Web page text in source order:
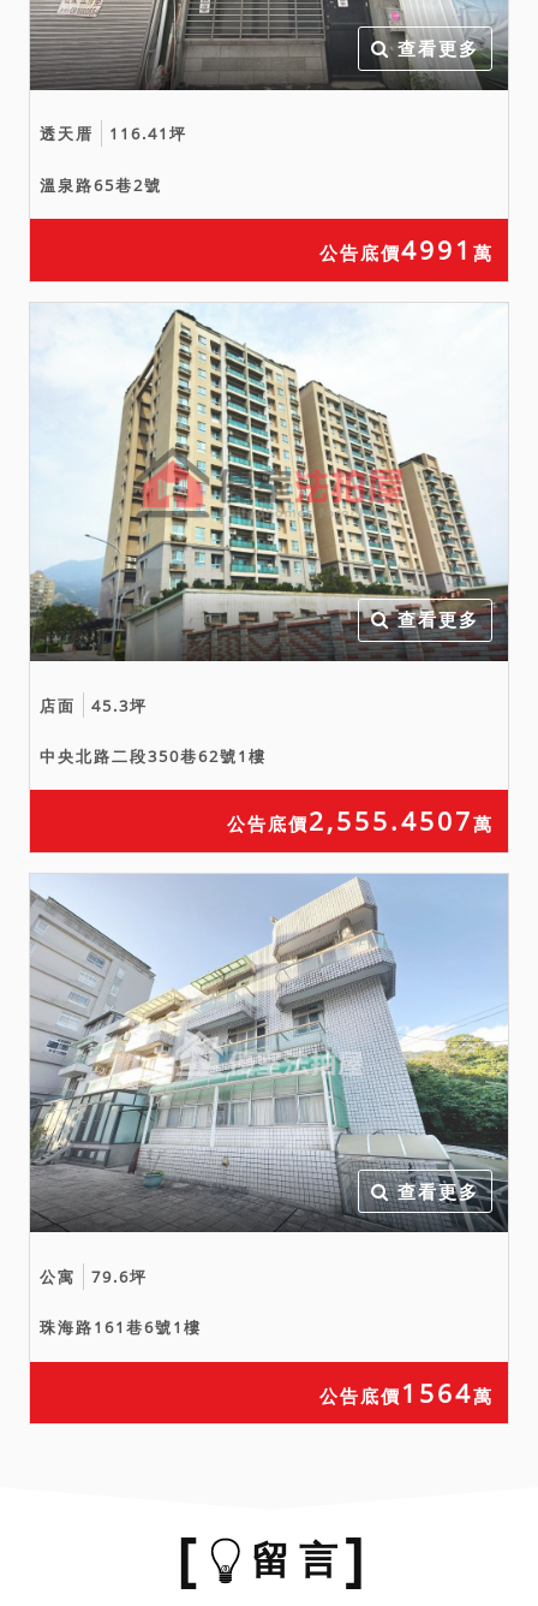
查看更多
透天厝 116.41坪
溫泉路65巷2號
公告底價4991 萬
查看更多
店面 45.3坪
中央北路二段350巷62號1樓
公告底價2,555.4507萬
查看更多
公寓 79.6坪
珠海路161巷6號1樓
公告底價 1564萬
留 言